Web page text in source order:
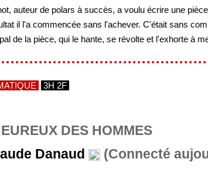
auteur de polars à succès, a voulu écrire une
il l'a commencée sans l'achever. C'était sans
de la pièce, qui le hante, se révolte et l'exhorte à
3H 2F
DES HOMMES
Danaud (Connecté